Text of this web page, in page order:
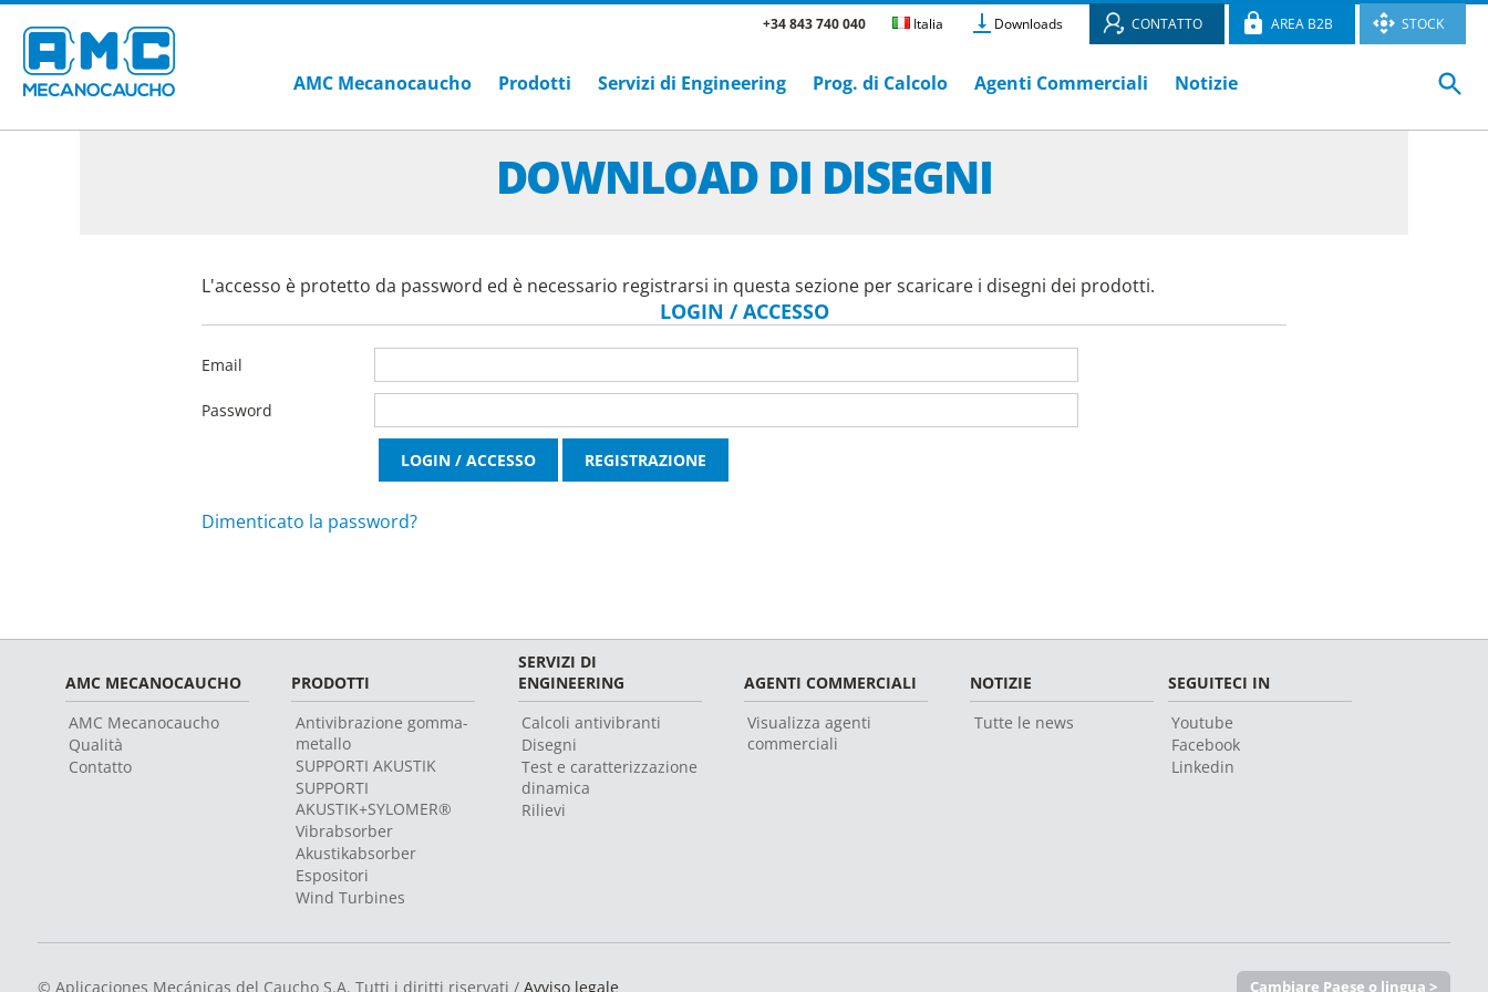
+34 843 740 040 Italia Downloads CONTATTO AREA B2B STOCK
AMC Mecanocaucho Prodotti Servizi di Engineering Prog. di Calcolo Agenti Commerciali Notizie
DOWNLOAD DI DISEGNI
L'accesso è protetto da password ed è necessario registrarsi in questa sezione per scaricare i disegni dei prodotti.
LOGIN / ACCESSO
Email
Password
Dimenticato la password?
AMC MECANOCAUCHO
AMC Mecanocaucho
Qualità
Contatto
PRODOTTI
Antivibrazione gomma-
metallo
SUPPORTI AKUSTIK
SUPPORTI
AKUSTIK+SYLOMER®
Vibrabsorber
Akustikabsorber
Espositori
Wind Turbines
SERVIZI DI
ENGINEERING
Calcoli antivibranti
Disegni
Test e caratterizzazione
dinamica
Rilievi
AGENTI COMMERCIALI
Visualizza agenti
commerciali
NOTIZIE
Tutte le news
SEGUITECI IN
Youtube
Facebook
Linkedin
© Aplicaciones Mecánicas del Caucho S.A. Tutti i diritti riservati / Avviso legale Cambiare Paese o lingua >